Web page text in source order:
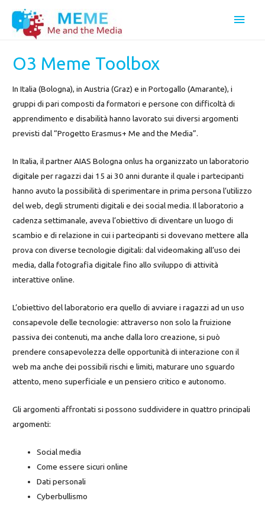
O3 Meme Toolbox
In Italia (Bologna), in Austria (Graz) e in Portogallo (Amarante), i
gruppi di pari composti da formatori e persone con difficoltà di
apprendimento e disabilità hanno lavorato sui diversi argomenti
previsti dal “Progetto Erasmus+ Me and the Media”.
In Italia, il partner AIAS Bologna onlus ha organizzato un laboratorio
digitale per ragazzi dai 15 ai 30 anni durante il quale i partecipanti
hanno avuto la possibilità di sperimentare in prima persona l’utilizzo
del web, degli strumenti digitali e dei social media. Il laboratorio a
cadenza settimanale, aveva l’obiettivo di diventare un luogo di
scambio e di relazione in cui i partecipanti si dovevano mettere alla
prova con diverse tecnologie digitali: dal videomaking all’uso dei
media, dalla fotografia digitale fino allo sviluppo di attività
interattive online.
L’obiettivo del laboratorio era quello di avviare i ragazzi ad un uso
consapevole delle tecnologie: attraverso non solo la fruizione
passiva dei contenuti, ma anche dalla loro creazione, si può
prendere consapevolezza delle opportunità di interazione con il
web ma anche dei possibili rischi e limiti, maturare uno sguardo
attento, meno superficiale e un pensiero critico e autonomo.
Gli argomenti affrontati si possono suddividere in quattro principali
argomenti:
Social media
Come essere sicuri online
Dati personali
Cyberbullismo